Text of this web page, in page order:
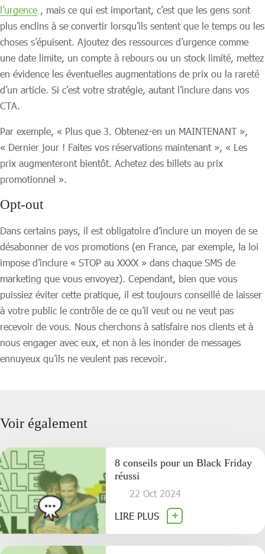
l’urgence , mais ce qui est important, c’est que les gens sont
plus enclins à se convertir lorsqu’ils sentent que le temps ou les
choses s’épuisent. Ajoutez des ressources d’urgence comme
une date limite, un compte à rebours ou un stock limité, mettez
en évidence les éventuelles augmentations de prix ou la rareté
d’un article. Si c’est votre stratégie, autant l’inclure dans vos
CTA.
Par exemple, « Plus que 3. Obtenez-en un MAINTENANT »,
« Dernier jour ! Faites vos réservations maintenant », « Les
prix augmenteront bientôt. Achetez des billets au prix
promotionnel ».
Opt-out
Dans certains pays, il est obligatoire d’inclure un moyen de se
désabonner de vos promotions (en France, par exemple, la loi
impose d’inclure « STOP au XXXX » dans chaque SMS de
marketing que vous envoyez). Cependant, bien que vous
puissiez éviter cette pratique, il est toujours conseillé de laisser
à votre public le contrôle de ce qu’il veut ou ne veut pas
recevoir de vous. Nous cherchons à satisfaire nos clients et à
nous engager avec eux, et non à les inonder de messages
ennuyeux qu’ils ne veulent pas recevoir.
Voir également
8 conseils pour un Black Friday
réussi
22 Oct 2024
LIRE PLUS